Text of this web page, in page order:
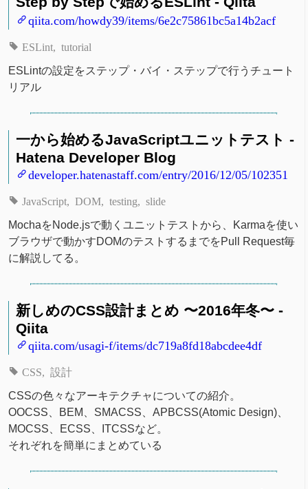
qiita.com/howdy39/items/6e2c75861bc5a14b2acf
ESLint tutorial
ESLintの設定をステップ・バイ・ステップで行うチュート
リアル
一から始めるJavaScriptユニットテスト -
Hatena Developer Blog
developer.hatenastaff.com/entry/2016/12/05/102351
JavaScript DOM testing slide
MochaをNode.jsで動くユニットテストから、Karmaを使い
ブラウザで動かすDOMのテストするまでをPull Request毎
に解説してる。
新しめのCSS設計まとめ 〜2016年冬〜 -
Qiita
qiita.com/usagi-f/items/dc719a8fd18abcdee4df
CSS 設計
CSSの色々なアーキテクチャについての紹介。
OOCSS、BEM、SMACSS、APBCSS(Atomic Design)、
MOCSS、ECSS、ITCSSなど。
それぞれを簡単にまとめている